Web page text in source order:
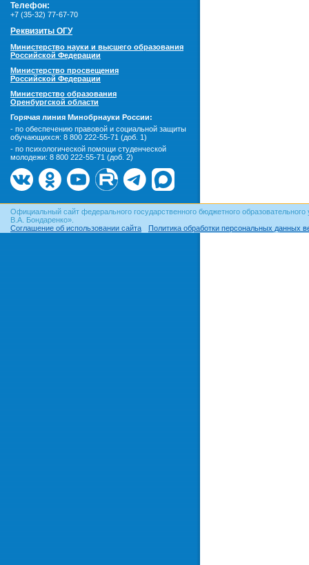
Телефон:
+7 (35-32) 77-67-70
Реквизиты ОГУ
Министерство науки и высшего образования
Российской Федерации
Министерство просвещения
Российской Федерации
Министерство образования
Оренбургской области
Горячая линия Минобрнауки России:
- по обеспечению правовой и социальной защиты
обучающихся: 8 800 222-55-71 (доб. 1)
- по психологической помощи студенческой
молодежи: 8 800 222-55-71 (доб. 2)
Официальный сайт федерального государственного бюджетного
В.А. Бондаренко».
Соглашение об использовании сайта
Политика обработки персональных данных